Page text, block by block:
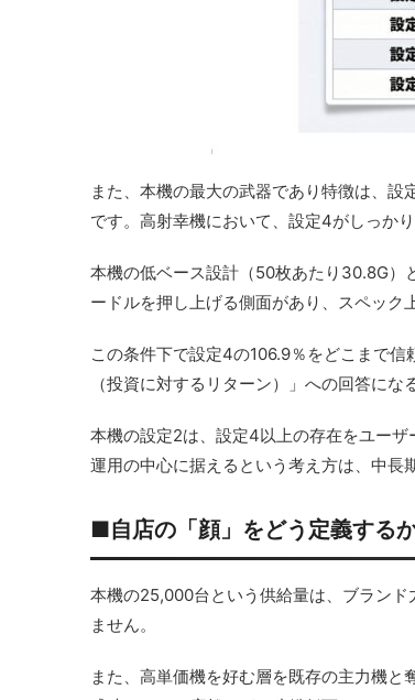
また、本機の最大の武器であり特徴は、
です。高射幸機において、設定4がしっか
本機の低ベース設計（50枚あたり30.8G）
ードルを押し上げる側面があり、スペック
この条件下で設定4の106.9％をどこまで
（投資に対するリターン）」への回答にな
本機の設定2は、設定4以上の存在をユー
運用の中心に据えるという考え方は、中長
■自店の「顔」をどう定義する
本機の25,000台という供給量は、ブラン
ません。
また、高単価機を好む層を既存の主力機